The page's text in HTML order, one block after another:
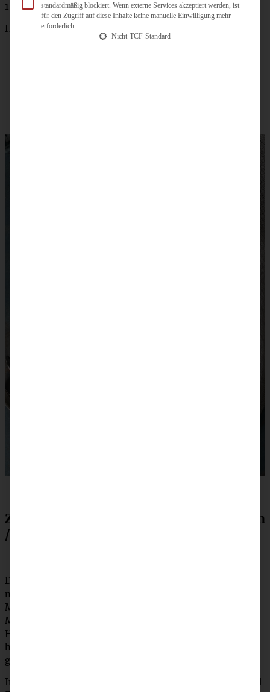
1 Ei
Hagelzucker nach Belieben
Zubereitung für schwedische Zimtknoten
/ Zimtschnecken mit Kardamom
Die Kardamom-Samen in einem Mörser zerstoßen, dann
mit der Milch lauwarm erwärmen. In einer Schüssel
Milch, Hefe, Zucker, Salz, Butter und Ei verrühren. Das
Mehl in die Schüssel der Küchenmaschine geben,
Hefemilch angießen und alles für ca. 5 Minuten zu einem
homogenen Teig kneten. Abgedeckt für ca. 60 Minuten
gehen lassen.
Inzwischen für die Füllung die Butter mit dem Zucker und
standardmäßig blockiert. Wenn externe Services akzeptiert werden, ist
für den Zugriff auf diese Inhalte keine manuelle Einwilligung mehr
erforderlich.
Nicht-TCF-Standard